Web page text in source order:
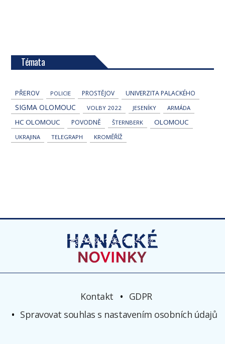
Témata
PŘEROV POLICIE PROSTĚJOV UNIVERZITA PALACKÉHO
SIGMA OLOMOUC VOLBY 2022 JESENÍKY ARMÁDA
HC OLOMOUC POVODNĚ ŠTERNBERK OLOMOUC
UKRAJINA TELEGRAPH KROMĚŘÍŽ
Kontakt
GDPR
Spravovat souhlas s nastavením osobních údajů